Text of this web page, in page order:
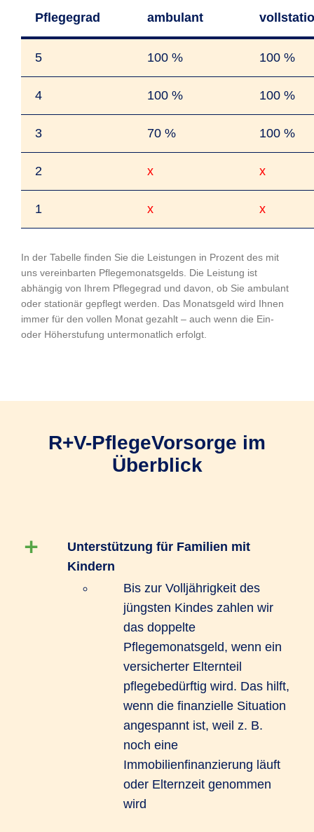
Pflegegrad ambulant
5 100 % 100 %
4 100 % 100 %
3 70 % 100 %
2 x x
1 x x
In der Tabelle finden Sie die Leistungen in Prozent des mit
uns vereinbarten Pflegemonatsgelds. Die Leistung ist
abhängig von Ihrem Pflegegrad und davon, ob Sie ambulant
oder stationär gepflegt werden. Das Monatsgeld wird Ihnen
immer für den vollen Monat gezahlt – auch wenn die Ein-
oder Höherstufung untermonatlich erfolgt.
R+V-PflegeVorsorge im
Überblick
Unterstützung für Familien mit
Kindern
Bis zur Volljährigkeit des
jüngsten Kindes zahlen wir
das doppelte
Pflegemonatsgeld, wenn ein
versicherter Elternteil
pflegebedürftig wird. Das hilft,
wenn die finanzielle Situation
angespannt ist, weil z. B.
noch eine
Immobilienfinanzierung läuft
oder Elternzeit genommen
wird